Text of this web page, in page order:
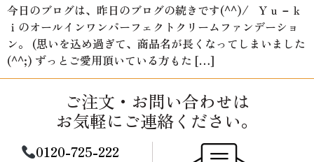
今日のブログは、昨日のブログの続きです(^^)/ Ｙｕ－ｋ
ｉのオールインワンパーフェクトクリームファンデーショ
ン。 (思いを込め過ぎて、商品名が長くなってしまいました
(^^;) ずっとご愛用頂いている方もた […]
ご注文・お問い合わせは
お気軽にご連絡ください。
0120-725-222